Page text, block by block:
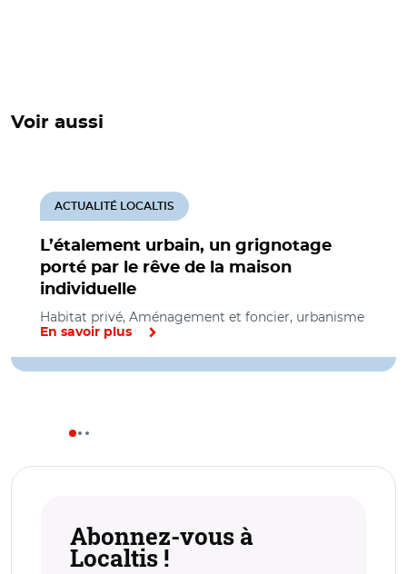
Voir aussi
L’étalement urbain, un grignotage
porté par le rêve de la maison
individuelle
ACTUALITÉ LOCALTIS
Habitat privé, Aménagement et foncier, urbanisme
En savoir plus
Abonnez-vous à
Localtis !